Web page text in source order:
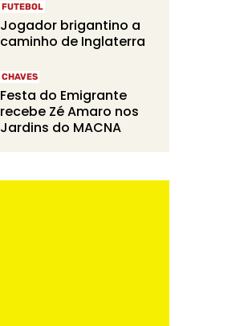
FUTEBOL
Jogador brigantino a
caminho de Inglaterra
CHAVES
Festa do Emigrante
recebe Zé Amaro nos
Jardins do MACNA